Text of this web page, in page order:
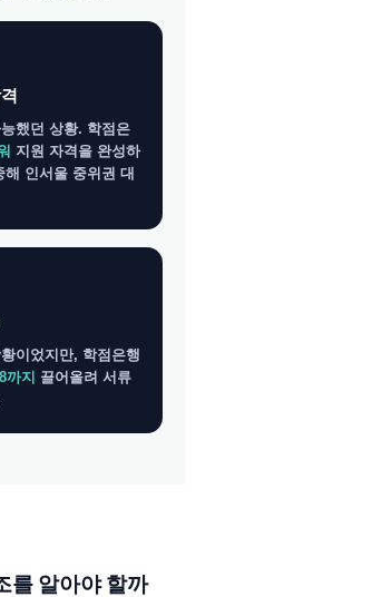
했던 상황. 학점은
지원 자격을 완성하
인서울 중위권 대
이었지만, 학점은행
까지 끌어올려 서류
를 알아야 할까